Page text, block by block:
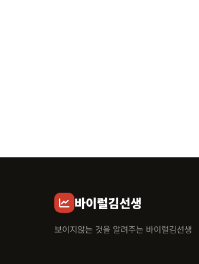
바이럴김선생
보이지않는 것을 알려주는 바이럴김선생